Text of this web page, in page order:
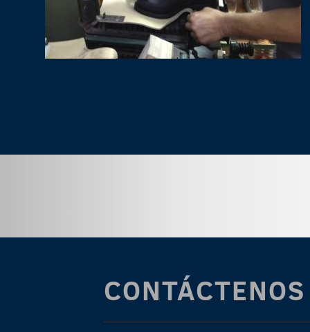
CONTÁCTENOS